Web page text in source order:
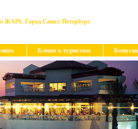
ЖАРА. Город Санкт-Петербург.
Ближе к туристам